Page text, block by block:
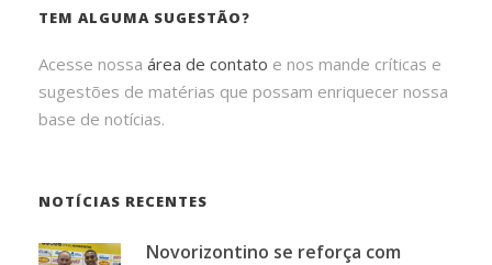
TEM ALGUMA SUGESTÃO?
Acesse nossa área de contato e nos mande críticas e
sugestões de matérias que possam enriquecer nossa
base de notícias.
NOTÍCIAS RECENTES
Novorizontino se reforça com